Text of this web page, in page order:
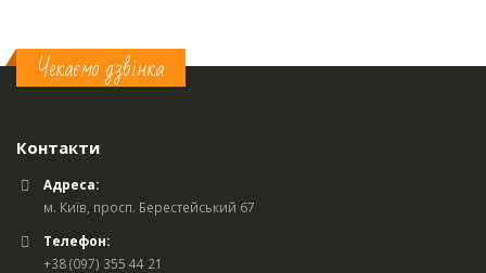
Чекаємо дзвінка
Контакти
Адреса:
м. Київ, просп. Берестейський 67
Телефон:
+38 (097) 355 44 21